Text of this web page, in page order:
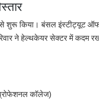
शुरू किया। बंसल इंस्टीट्यूट
ने हेल्थकेयर सेक्टर में कदम
कॉलेज)